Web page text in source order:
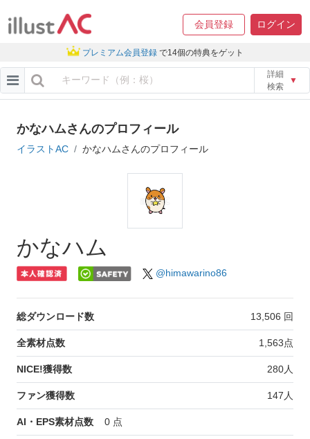
会員登録 ログイン
プレミアム会員登録 で14個の特典をゲット
詳細
検索
▼
かなハムさんのプロフィール
イラストAC かなハムさんのプロフィール
かなハム
@himawarino86
総ダウンロード数 13,506 回
全素材点数 1,563点
NICE!獲得数 280人
ファン獲得数 147 人
AI・EPS素材点数 0 点